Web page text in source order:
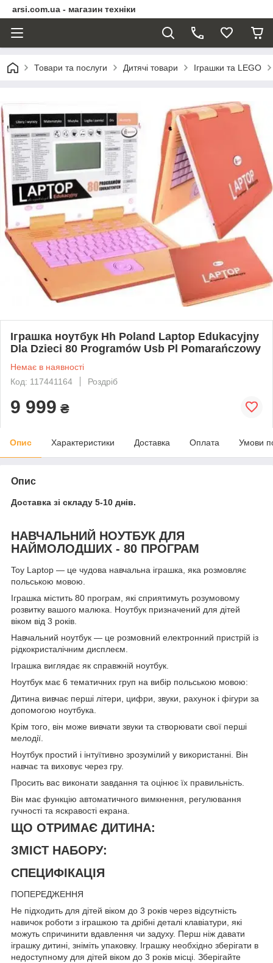
arsi.com.ua - магазин техніки
Товари та послуги Дитячі товари Іграшки та LEGO
Іграшка ноутбук Hh Poland Laptop Edukacyjny
Dla Dzieci 80 Programów Usb Pl Pomarańczowy
Немає в наявності
Код: 117441164
Роздріб
9 999 ₴
Опис Характеристики Доставка Оплата Умови
Опис
Доставка зі складу 5-10 днів.
НАВЧАЛЬНИЙ НОУТБУК ДЛЯ
НАЙМОЛОДШИХ - 80 ПРОГРАМ
Toy Laptop — це чудова навчальна іграшка, яка розмовляє
польською мовою.
Іграшка містить 80 програм, які сприятимуть розумовому
розвитку вашого малюка. Ноутбук призначений для дітей
віком від 3 років.
Навчальний ноутбук — це розмовний електронний пристрій із
рідкокристалічним дисплеєм.
Іграшка виглядає як справжній ноутбук.
Ноутбук має 6 тематичних груп на вибір польською мовою:
Дитина вивчає перші літери, цифри, звуки, рахунок і фігури за
допомогою ноутбука.
Крім того, він може вивчати звуки та створювати свої перші
мелодії.
Ноутбук простий і інтуїтивно зрозумілий у використанні. Він
навчає та виховує через гру.
Просить вас виконати завдання та оцінює їх правильність.
Він має функцію автоматичного вимкнення, регулювання
гучності та яскравості екрана.
ЩО ОТРИМАЄ ДИТИНА:
ЗМІСТ НАБОРУ:
СПЕЦИФІКАЦІЯ
ПОПЕРЕДЖЕННЯ
Не підходить для дітей віком до 3 років через відсутність
навичок роботи з іграшкою та дрібні деталі клавіатури, які
можуть спричинити вдавлення чи задуху. Перш ніж давати
іграшку дитині, зніміть упаковку. Іграшку необхідно зберігати в
недоступному для дітей віком до 3 років місці. Зберігайте